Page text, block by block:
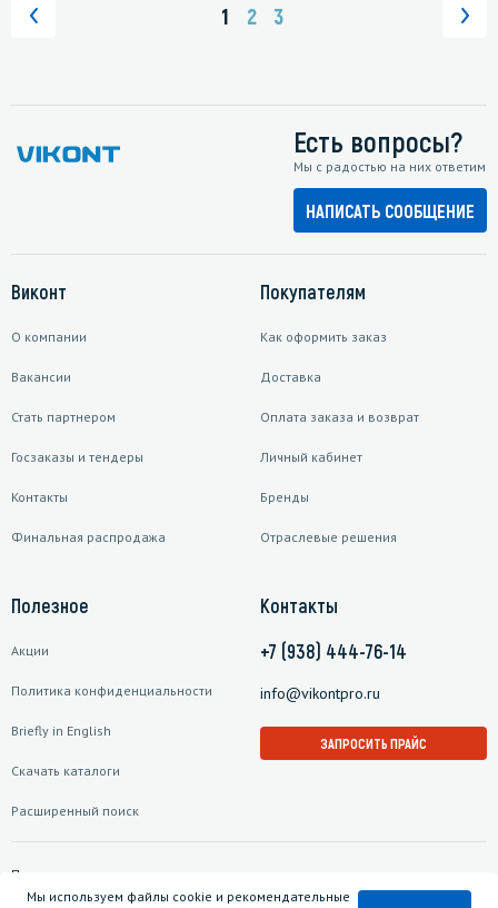
1 2 3
Есть вопросы?
Мы с радостью на них ответим
НАПИСАТЬ СООБЩЕНИЕ
Виконт
О компании
Вакансии
Стать партнером
Госзаказы и тендеры
Контакты
Финальная распродажа
Покупателям
Как оформить заказ
Доставка
Оплата заказа и возврат
Личный кабинет
Бренды
Отраслевые решения
Полезное
Акции
Политика конфиденциальности
Briefly in English
Скачать каталоги
Расширенный поиск
Контакты
+7 (938) 444-76-14
info@vikontpro.ru
ЗАПРОСИТЬ ПРАЙС
Подписаться на рассылку
Мы используем файлы cookie и рекомендательные